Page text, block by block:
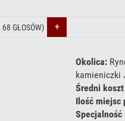
68 GŁOSÓW) +
Okolica:
kamieniczki
Średni
Ilość miejsc